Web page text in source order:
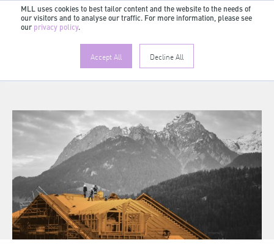
MLL uses cookies to best tailor content and the website to the needs of
our visitors and to analyse our traffic. For more information, please see
our privacy policy.
Accept All Decline All